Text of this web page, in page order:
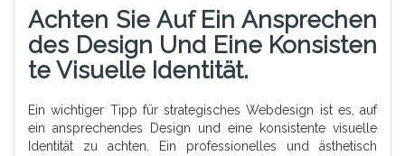
Achten Sie Auf Ein Ansprechen
Des Design Und Eine Konsisten
Te Visuelle Identität.
Ein wichtiger Tipp für strategisches Webdesign ist es, auf
ein ansprechendes Design und eine konsistente visuelle
Identität zu achten. Ein professionelles und ästhetisch